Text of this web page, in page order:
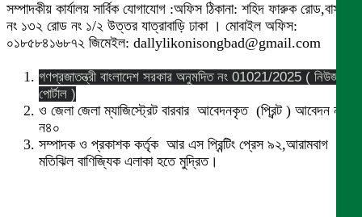
সম্পাদকীয় কার্যালয় সার্বিক যোগাযোগ :অফিস ঠিকানা: শহিদ ফারুক রোড,বাসা
নং ১৩২ রোড নং ১/২ উত্তর যাত্রাবাড়ি ঢাকা । মোবাইল অফিস:
০১৮৫৮৪১৬৮৭২ জিমেইল: dallylikonisongbad@gmail.com
গণপ্রজাতন্ত্রী বাংলাদেশ সরকার অনুমদিত নং 01021/2025 ( নিউজ
পোর্টাল )
ও জেলা জেলা ম্যাজিস্ট্রেট বারবার আবেদনকৃত (প্রিন্ট ) আবেদন নং
ন৪০
সম্পাদক ও প্রকাশক কর্তৃক আর এস প্রিন্টিং প্রেস ৯২,আরামবাগ
মতিঝিল বাণিজ্যিক এলাকা হতে মুদ্রিত।